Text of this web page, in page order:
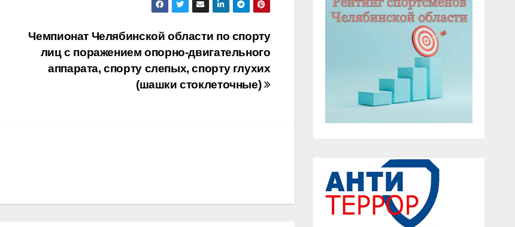
Чемпионат Челябинской области по спорту
лиц с поражением опорно-двигательного
аппарата, спорту слепых, спорту глухих
(шашки стоклеточные)